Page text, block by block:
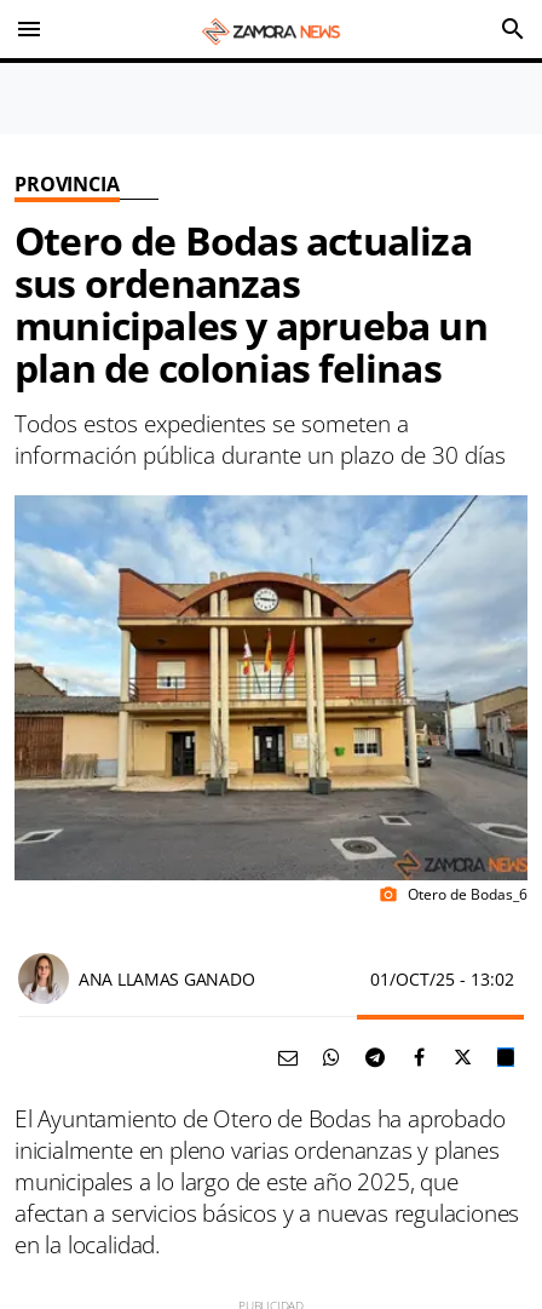
menu search
PROVINCIA
Otero de Bodas actualiza
sus ordenanzas
municipales y aprueba un
plan de colonias felinas
Todos estos expedientes se someten a
información pública durante un plazo de 30 días
photo_camera Otero de Bodas_6
ANA LLAMAS GANADO 01/OCT/25 - 13:02
El Ayuntamiento de Otero de Bodas ha aprobado
inicialmente en pleno varias ordenanzas y planes
municipales a lo largo de este año 2025, que
afectan a servicios básicos y a nuevas regulaciones
en la localidad.